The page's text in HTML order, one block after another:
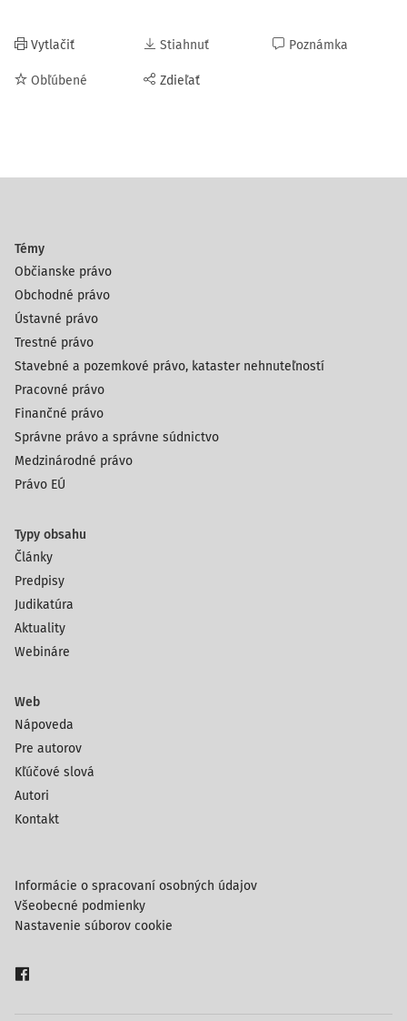
Vytlačiť
Obľúbené
Stiahnuť
Zdieľať
Poznámka
Témy
Občianske právo
Obchodné právo
Ústavné právo
Trestné právo
Stavebné a pozemkové právo, kataster nehnuteľností
Pracovné právo
Finančné právo
Správne právo a správne súdnictvo
Medzinárodné právo
Právo EÚ
Typy obsahu
Články
Predpisy
Judikatúra
Aktuality
Webináre
Web
Nápoveda
Pre autorov
Kľúčové slová
Autori
Kontakt
Informácie o spracovaní osobných údajov
Všeobecné podmienky
Nastavenie súborov cookie